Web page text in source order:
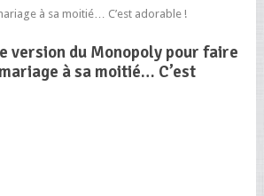
à sa moitié… C’est adorable !
version du Monopoly pour faire
à sa moitié… C’est